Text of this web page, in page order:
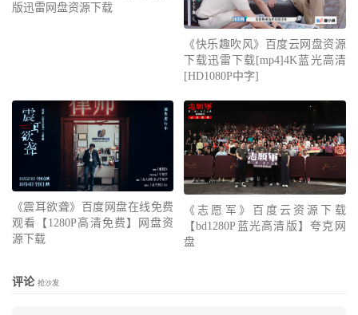
版迅雷网盘资源下载
《快乐趣吹风》百度云网盘资源
下载迅雷下载[mp4]4K蓝光高清
[HD1080P中字]
《震耳欲聋》百度网盘在线免费
观看【1280P高清免费】网盘资
源下载
《志愿军》百度云资源下载
【bd1280P蓝光高清版】夸克网
盘
评论 抢沙发